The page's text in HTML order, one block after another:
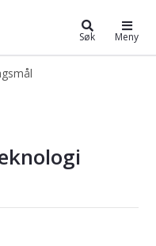
Søk Meny
teknologi